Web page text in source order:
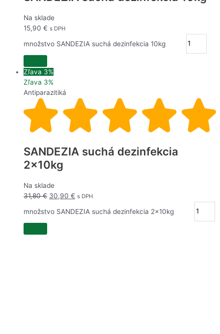
Na sklade
15,90 € s DPH
množstvo SANDEZIA suchá dezinfekcia 10kg
Zľava 3%
Zľava 3%
Antiparazitiká
SANDEZIA suchá dezinfekcia
2x10kg
Na sklade
31,80€ 30,90 € s DPH
množstvo SANDEZIA suchá dezinfekcia 2x10kg